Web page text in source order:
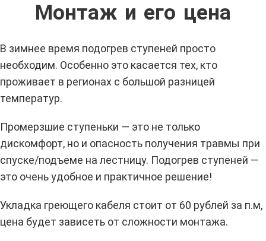
Монтаж и его цена
В зимнее время подогрев ступеней просто
необходим. Особенно это касается тех, кто
проживает в регионах с большой разницей
температур.
Промерзшие ступеньки — это не только
дискомфорт, но и опасность получения травмы при
спуске/подъеме на лестницу. Подогрев ступеней —
это очень удобное и практичное решение!
Укладка греющего кабеля стоит от 60 рублей за п.м,
цена будет зависеть от сложности монтажа.